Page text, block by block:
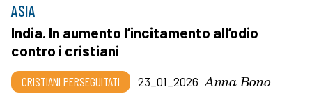
ASIA
India. In aumento l’incitamento all’odio
contro i cristiani
CRISTIANI PERSEGUITATI 23_01_2026 Anna Bono